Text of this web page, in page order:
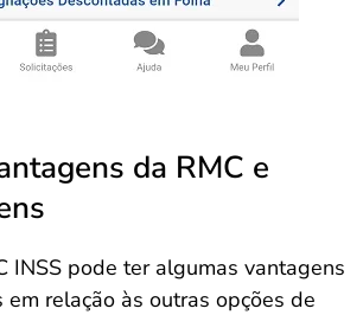
da RMC e
INSS pode ter algumas vantagens
relação às outras opções de